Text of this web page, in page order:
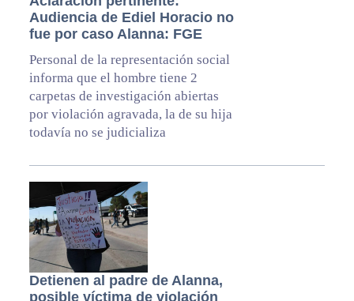
Audiencia de Ediel Horacio no
fue por caso Alanna: FGE
Personal de la representación social
informa que el hombre tiene 2
carpetas de investigación abiertas
por violación agravada, la de su hija
todavía no se judicializa
Detienen al padre de Alanna,
posible víctima de violación